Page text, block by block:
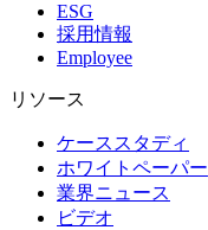
ESG
採用情報
Employee
リソース
ケーススタディ
ホワイトペーパー
業界ニュース
ビデオ